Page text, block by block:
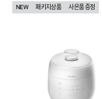
NEW 패키지상품 사은품 증정